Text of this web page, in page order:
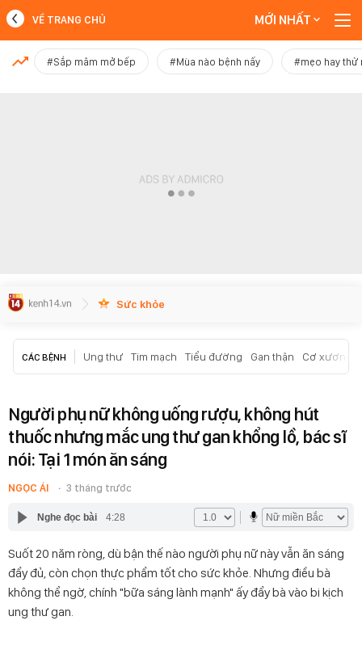
MỚI NHẤT
VỀ TRANG CHỦ MỚI NHẤT
#Sắp mâm mở bếp #Mùa nào bệnh nấy #mẹo hay thử
Sức khỏe
CÁC BỆNH Ung thư Tim mạch Tiểu đường Gan thận Cơ xương
Người phụ nữ không uống rượu, không hút
thuốc nhưng mắc ung thư gan khổng lồ, bác sĩ
nói: Tại 1 món ăn sáng
NGỌC ÁI 3 tháng trước
Nghe đọc bài 4:28
Suốt 20 năm ròng, dù bận thế nào người phụ nữ này vẫn ăn sáng
đẩy đủ, còn chọn thực phẩm tốt cho sức khỏe. Nhưng điều bà
không thể ngờ, chính "bữa sáng lành mạnh" ấy đẩy bà vào bi kịch
ung thư gan.